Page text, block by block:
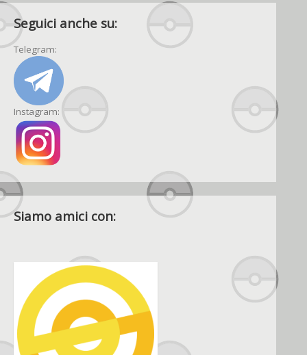
Seguici anche su:
Telegram:
Instagram:
Siamo amici con: